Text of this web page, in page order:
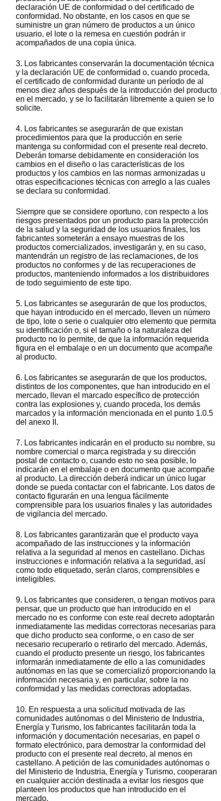
declaración UE de conformidad o del certificado de
conformidad. No obstante, en los casos en que se
suministre un gran número de productos a un único
usuario, el lote o la remesa en cuestión podrán ir
acompañados de una copia única.
3. Los fabricantes conservarán la documentación técnica
y la declaración UE de conformidad o, cuando proceda,
el certificado de conformidad durante un período de al
menos diez años después de la introducción del producto
en el mercado, y se lo facilitarán libremente a quien se lo
solicite.
4. Los fabricantes se asegurarán de que existan
procedimientos para que la producción en serie
mantenga su conformidad con el presente real decreto.
Deberán tomarse debidamente en consideración los
cambios en el diseño o las características de los
productos y los cambios en las normas armonizadas u
otras especificaciones técnicas con arreglo a las cuales
se declara su conformidad.
Siempre que se considere oportuno, con respecto a los
riesgos presentados por un producto para la protección
de la salud y la seguridad de los usuarios finales, los
fabricantes someterán a ensayo muestras de los
productos comercializados, investigarán y, en su caso,
mantendrán un registro de las reclamaciones, de los
productos no conformes y de las recuperaciones de
productos, manteniendo informados a los distribuidores
de todo seguimiento de este tipo.
5. Los fabricantes se asegurarán de que los productos,
que hayan introducido en el mercado, lleven un número
de tipo, lote o serie o cualquier otro elemento que permita
su identificación o, si el tamaño o la naturaleza del
producto no lo permite, de que la información requerida
figura en el embalaje o en un documento que acompañe
al producto.
6. Los fabricantes se asegurarán de que los productos,
distintos de los componentes, que han introducido en el
mercado, llevan el marcado específico de protección
contra las explosiones y, cuando proceda, los demás
marcados y la información mencionada en el punto 1.0.5
del anexo II.
7. Los fabricantes indicarán en el producto su nombre, su
nombre comercial o marca registrada y su dirección
postal de contacto o, cuando esto no sea posible, lo
indicarán en el embalaje o en documento que acompañe
al producto. La dirección deberá indicar un único lugar
donde se pueda contactar con el fabricante. Los datos de
contacto figurarán en una lengua fácilmente
comprensible para los usuarios finales y las autoridades
de vigilancia del mercado.
8. Los fabricantes garantizarán que el producto vaya
acompañado de las instrucciones y la información
relativa a la seguridad al menos en castellano. Dichas
instrucciones e información relativa a la seguridad, así
como todo etiquetado, serán claros, comprensibles e
inteligibles.
9. Los fabricantes que consideren, o tengan motivos para
pensar, que un producto que han introducido en el
mercado no es conforme con este real decreto adoptarán
inmediatamente las medidas correctoras necesarias para
que dicho producto sea conforme, o en caso de ser
necesario recuperarlo o retirarlo del mercado. Además,
cuando el producto presente un riesgo, los fabricantes
informarán inmediatamente de ello a las comunidades
autónomas en las que se comercializó proporcionando la
información necesaria y, en particular, sobre la no
conformidad y las medidas correctoras adoptadas.
10. En respuesta a una solicitud motivada de las
comunidades autónomas o del Ministerio de Industria,
Energía y Turismo, los fabricantes facilitarán toda la
información y documentación necesarias, en papel o
formato electrónico, para demostrar la conformidad del
producto con el presente real decreto, al menos en
castellano. A petición de las comunidades autónomas o
del Ministerio de Industria, Energía y Turismo, cooperaran
en cualquier acción destinada a evitar los riesgos que
planteen los productos que han introducido en el
mercado.